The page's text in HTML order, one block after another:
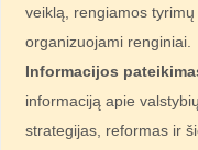
veiklą, rengiamos
organizuojami renginiai.
Informacijos
informaciją apie
strategijas, reformas ir